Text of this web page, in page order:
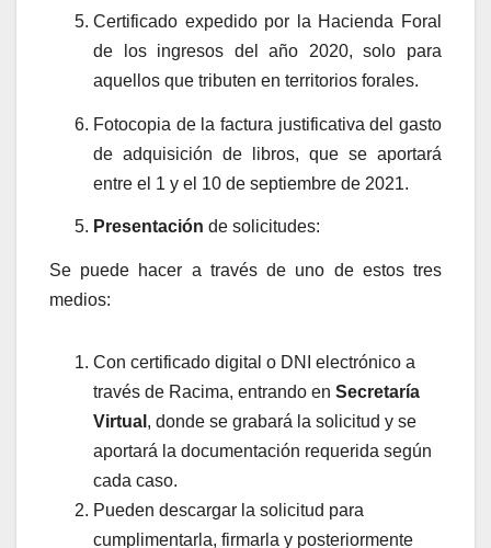
Certificado expedido por la Hacienda Foral
de los ingresos del año 2020, solo para
aquellos que tributen en territorios forales.
Fotocopia de la factura justificativa del gasto
de adquisición de libros, que se aportará
entre el 1 y el 10 de septiembre de 2021.
Presentación de solicitudes:
Se puede hacer a través de uno de estos tres
medios:
Con certificado digital o DNI electrónico a
través de Racima, entrando en Secretaría
Virtual , donde se grabará la solicitud y se
aportará la documentación requerida según
cada caso.
Pueden descargar la solicitud para
cumplimentarla, firmarla y posteriormente